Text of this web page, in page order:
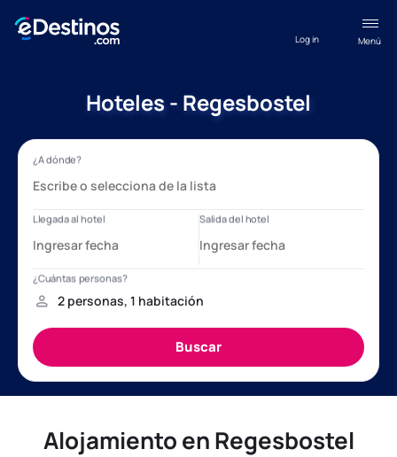
Menú
Log in
Hoteles - Regesbostel
Alojamiento en Regesbostel